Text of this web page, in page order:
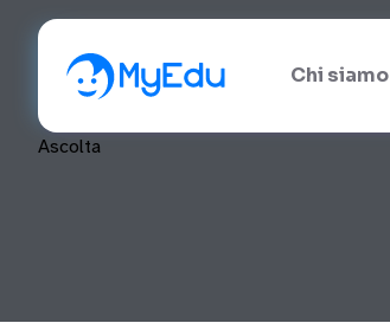
Chi siamo
Ascolta